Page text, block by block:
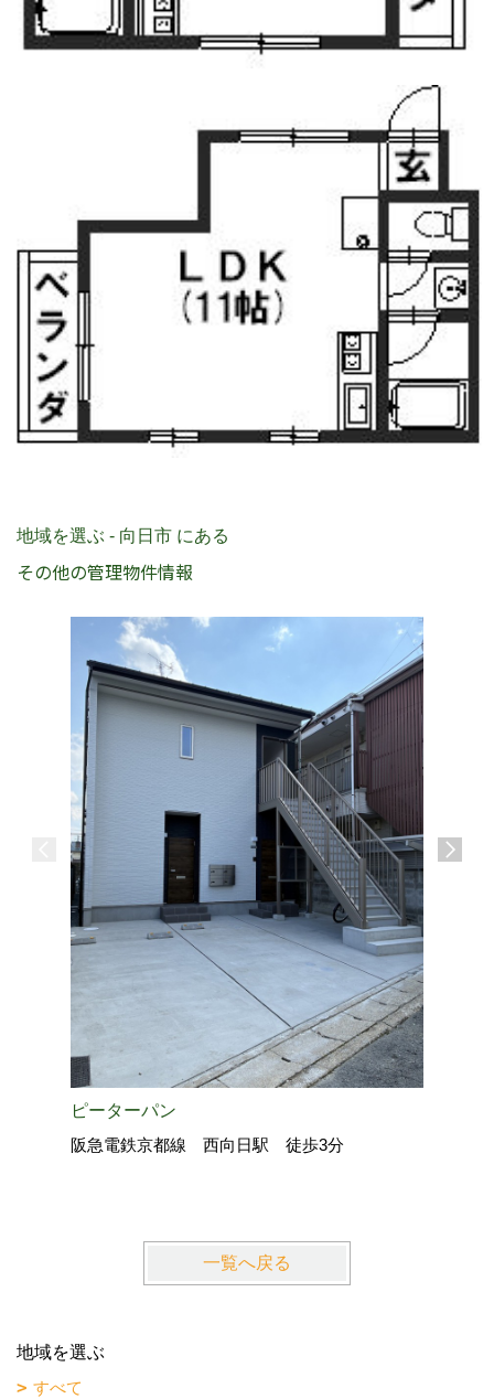
地域を選ぶ - 向日市 にある
その他の管理物件情報
ピーターパン
阪急電鉄京都線 西向日駅 徒歩3分
一覧へ戻る
地域を選ぶ
すべて